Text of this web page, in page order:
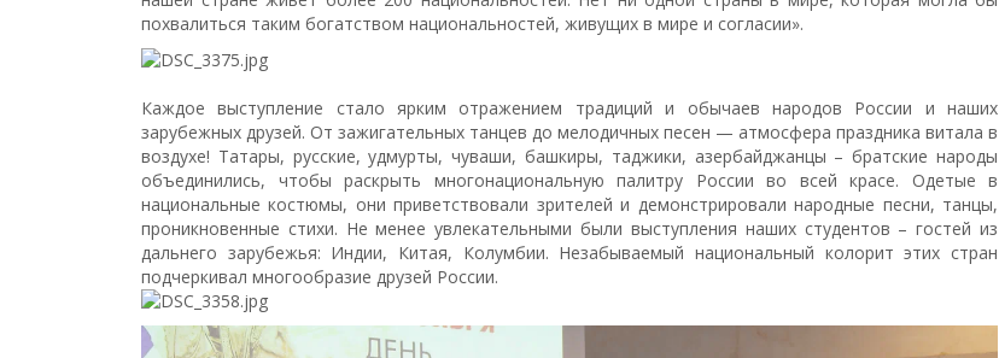
похвалиться таким богатством национальностей, живущих в мире и согласии».
Каждое выступление стало ярким отражением традиций и обычаев народов России и наших
зарубежных друзей. От зажигательных танцев до мелодичных песен — атмосфера праздника витала в
воздухе! Татары, русские, удмурты, чуваши, башкиры, таджики, азербайджанцы – братские народы
объединились, чтобы раскрыть многонациональную палитру России во всей красе. Одетые в
национальные костюмы, они приветствовали зрителей и демонстрировали народные песни, танцы,
проникновенные стихи. Не менее увлекательными были выступления наших студентов – гостей из
дальнего зарубежья: Индии, Китая, Колумбии. Незабываемый национальный колорит этих стран
подчеркивал многообразие друзей России.